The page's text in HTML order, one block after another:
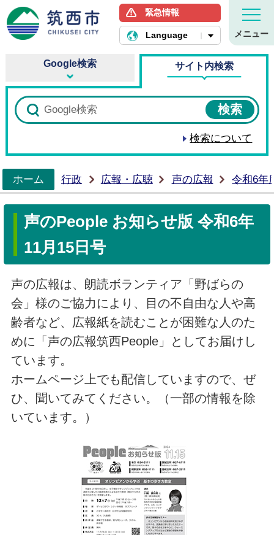
筑西市ホームページ
緊急情報
Language メニュー
Google検索 サイト内検索
検索について
ホーム
行政 広報・広聴 声の広報 令和6年
声のPeople お知らせ版 令和6年
11月15日号
声の広報は、朗読ボランティア「野ばらの
会」様のご協力により、目の不自由な人や高
齢者など、広報紙を読むことが困難な人のた
めに「声の広報筑西People」としてお届けし
ています。
ホームページ上でも配信していますので、ぜ
ひ、聞いてみてください。（一部の情報を除
いています。）